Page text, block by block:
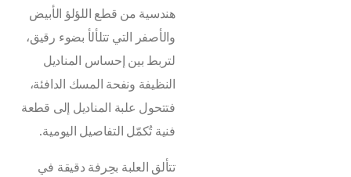
هندسية من قطع اللؤلؤ الأبيض
والأصفر التي تتلألأ بضوء رقيق،
لتربط بين إحساس المناديل
النظيفة ونفحة المسك الدافئة،
فتتحول علبة المناديل إلى قطعة
فنية تُكمّل التفاصيل اليومية.
تتألق العلبة بحِرفة دقيقة في